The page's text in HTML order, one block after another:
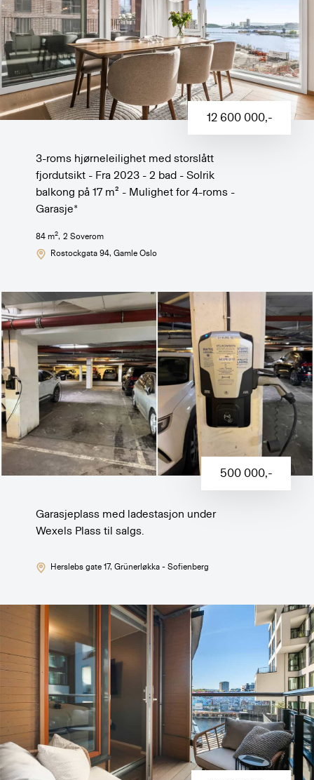
12 600 000,-
3-roms hjørneleilighet med storslått
fjordutsikt - Fra 2023 - 2 bad - Solrik
balkong på 17 m² - Mulighet for 4-roms -
Garasje*
84 m2, 2 Soverom
Rostockgata 94, Gamle Oslo
500 000,-
Garasjeplass med ladestasjon under
Wexels Plass til salgs.
Herslebs gate 17, Grünerløkka - Sofienberg